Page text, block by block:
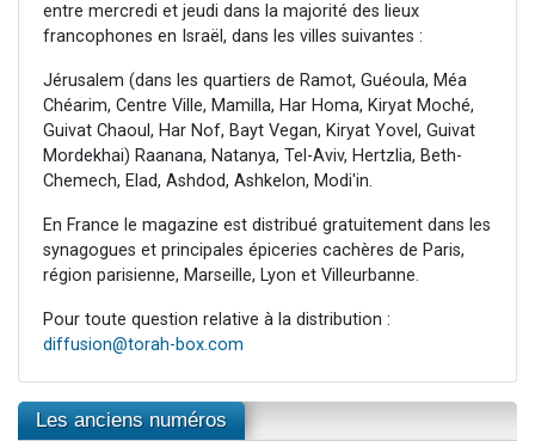
entre mercredi et jeudi dans la majorité des lieux
francophones en Israël, dans les villes suivantes :
Jérusalem (dans les quartiers de Ramot, Guéoula, Méa
Chéarim, Centre Ville, Mamilla, Har Homa, Kiryat Moché,
Guivat Chaoul, Har Nof, Bayt Vegan, Kiryat Yovel, Guivat
Mordekhai) Raanana, Natanya, Tel-Aviv, Hertzlia, Beth-
Chemech, Elad, Ashdod, Ashkelon, Modi'in.
En France le magazine est distribué gratuitement dans les
synagogues et principales épiceries cachères de Paris,
région parisienne, Marseille, Lyon et Villeurbanne.
Pour toute question relative à la distribution :
diffusion@torah-box.com
Les anciens numéros